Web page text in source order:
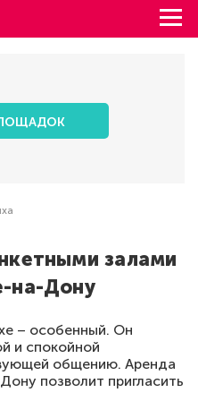
залами
на-Дону
– особенный. Он
и спокойной
общению. Аренда
позволит пригласить